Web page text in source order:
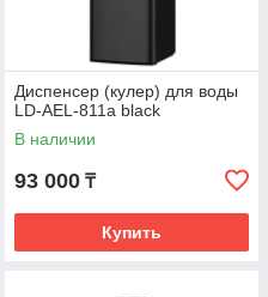
Диспенсер (кулер) для воды
LD-AEL-811a black
В наличии
93 000 ₸
Купить